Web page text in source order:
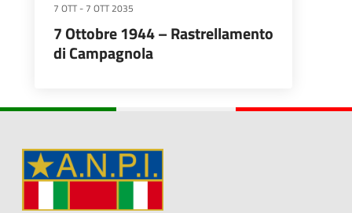
7 OTT - 7 OTT 2035
7 Ottobre 1944 – Rastrellamento
di Campagnola